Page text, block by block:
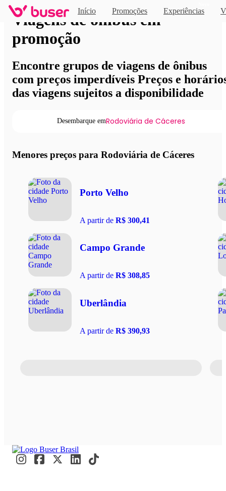
Início Promoções Experiências
Viagens de ônibus em
promoção
Encontre grupos de viagens de ônibus
com preços imperdíveis Preços e
das viagens sujeitos a disponibilidade
Desembarque emRodoviária de Cáceres
Menores preços para Rodoviária de Cáceres
Porto Velho
A partir de R$ 300,41
Campo Grande
A partir de R$ 308,85
Uberlândia
A partir de R$ 390,93